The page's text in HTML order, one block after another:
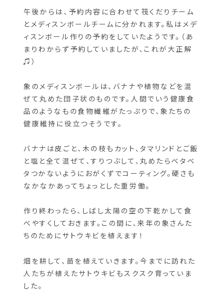
午後からは、予約内容に合わせて筏くだりチーム
とメディスンボールチームに分かれます。私はメデ
まりわからず予約していましたが、これが大正解
♫）
象のメディスンボールは、バナナや植物などを混
品のようなもの食物繊維がたっぷりで、象たちの
健康維持に役立つそうです。
バナナは皮ごと、木の枝もカット、タマリンドとご飯
タつかないようにおがくずでコーティング。硬さも
なかなかあってちょっとした重労働。
べやすくしておきます。この間に、来年の象さんた
ちのためにサトウキビを植えます！